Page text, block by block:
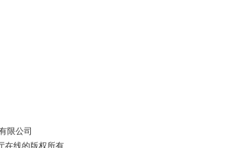
限公司
在线的版权所有